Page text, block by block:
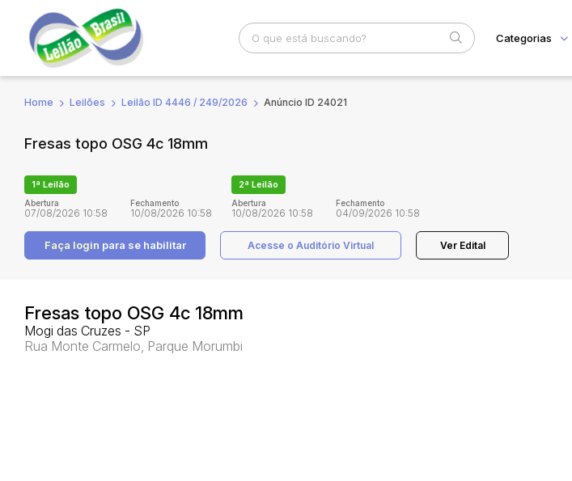
Busca por palavra-chave Categoria
Categorias
Home Leilões Leilão ID 4446 / 249/2026 Anúncio ID 24021
Fresas topo OSG 4c 18mm
1ª Leilão
Abertura
07/08/2026 10:58
Fechamento
10/08/2026 10:58
2ª Leilão
Abertura
10/08/2026 10:58
Fechamento
04/09/2026 10:58
Faça login para se habilitar Acesse o Auditório Virtual Ver Edital
Fresas topo OSG 4c 18mm
Mogi das Cruzes - SP
Rua Monte Carmelo, Parque Morumbi